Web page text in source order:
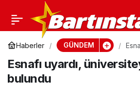
Haberler GÜNDEM
Esnafı uyardı,
bulundu
12 ay sonra
umutlandıran kararlar!
Yüz yüze eğitimden